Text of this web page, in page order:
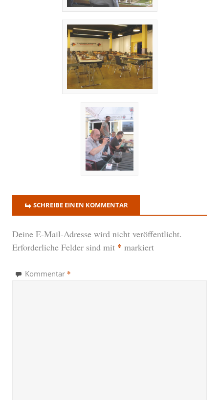
SCHREIBE EINEN KOMMENTAR
Deine E-Mail-Adresse wird nicht veröffentlicht.
Erforderliche Felder sind mit * markiert
Kommentar *